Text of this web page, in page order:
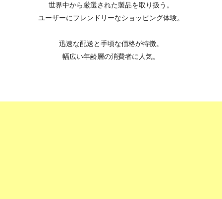
世界中から厳選された製品を取り扱う。
ユーザーにフレンドリーなショッピング体験。
迅速な配送と手頃な価格が特徴。
幅広い年齢層の消費者に人気。